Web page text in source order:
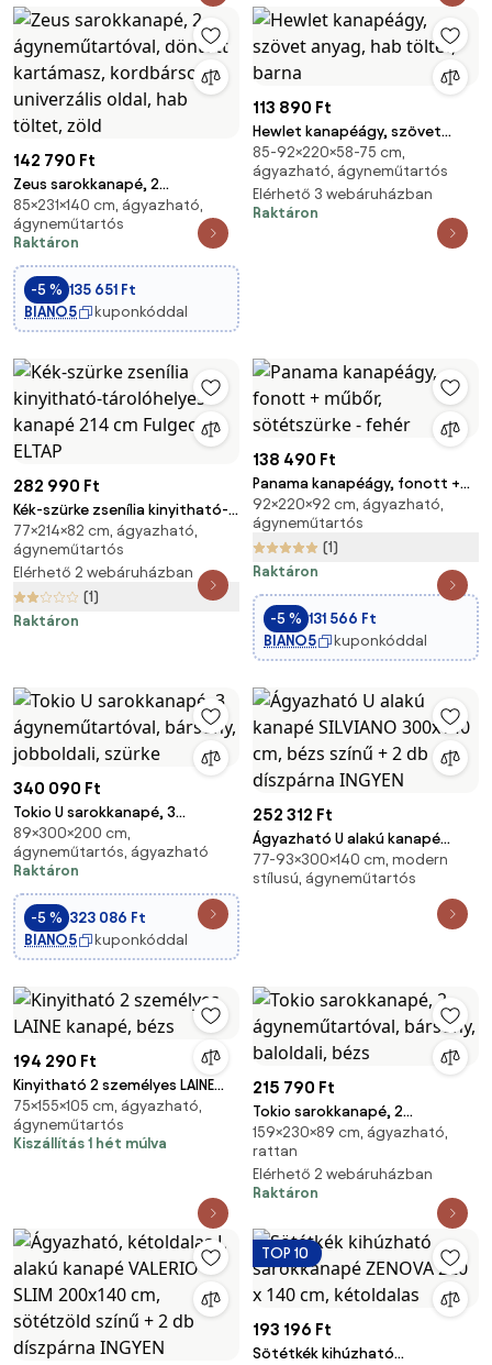
142 790 Ft
Zeus sarokkanapé, 2
ágyneműtartóval, döntött
kartámasz, kordbársony,
univerzális oldal, hab töltet,
zöld
85×231×140 cm, ágyazható,
ágyneműtartós
Raktáron
-5 % 135 651 Ft
BIANO5
kuponkóddal
113 890 Ft
Hewlet kanapéágy, szövet
anyag, hab töltet, barna
85-92×220×58-75 cm,
ágyazható, ágyneműtartós
Elérhető 3 webáruházban
Raktáron
282 990 Ft
Kék-szürke zsenília kinyitható-
tárolóhelyes kanapé 214 cm
Fulgeo – ELTAP
77×214×82 cm, ágyazható,
ágyneműtartós
Elérhető 2 webáruházban
(1)
Raktáron
138 490 Ft
Panama kanapéágy, fonott +
műbőr, sötétszürke - fehér
92×220×92 cm, ágyazható,
ágyneműtartós
(1)
Raktáron
-5 % 131 566 Ft
BIANO5
kuponkóddal
340 090 Ft
Tokio U sarokkanapé, 3
ágyneműtartóval, bársony,
jobboldali, szürke
89×300×200 cm,
ágyneműtartós, ágyazható
Raktáron
-5 % 323 086 Ft
BIANO5
kuponkóddal
252 312 Ft
Ágyazható U alakú kanapé
SILVIANO 300x140 cm, bézs
színű + 2 db díszpárna INGYEN
77-93×300×140 cm, modern
stílusú, ágyneműtartós
194 290 Ft
Kinyitható 2 személyes LAINE
kanapé, bézs
75×155×105 cm, ágyazható,
ágyneműtartós
Kiszállítás 1 hét múlva
215 790 Ft
Tokio sarokkanapé, 2
ágyneműtartóval, bársony,
baloldali, bézs
159×230×89 cm, ágyazható,
rattan
Elérhető 2 webáruházban
Raktáron
TOP 10
193 196 Ft
Sötétkék kihúzható